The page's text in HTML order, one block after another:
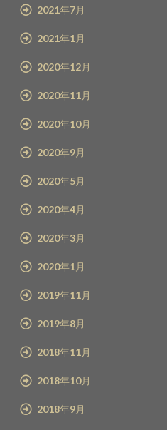
2021年7月
2021年1月
2020年12月
2020年11月
2020年10月
2020年9月
2020年5月
2020年4月
2020年3月
2020年1月
2019年11月
2019年8月
2018年11月
2018年10月
2018年9月